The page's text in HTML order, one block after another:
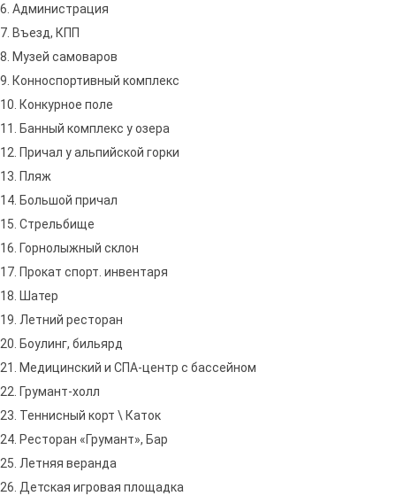
6. Администрация
7. Въезд, КПП
8. Музей самоваров
9. Конноспортивный комплекс
10. Конкурное поле
11. Банный комплекс у озера
12. Причал у альпийской горки
13. Пляж
14. Большой причал
15. Стрельбище
16. Горнолыжный склон
17. Прокат спорт. инвентаря
18. Шатер
19. Летний ресторан
20. Боулинг, бильярд
21. Медицинский и СПА-центр с бассейном
22. Грумант-холл
23. Теннисный корт \ Каток
24. Ресторан «Грумант», Бар
25. Летняя веранда
26. Детская игровая площадка